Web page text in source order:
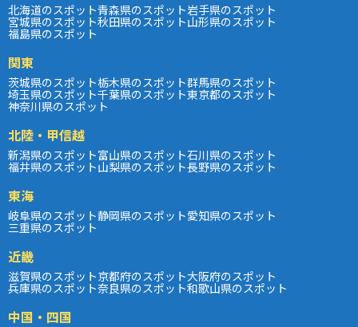
北海道のスポット青森県のスポット岩手県のスポット
宮城県のスポット秋田県のスポット山形県のスポット
福島県のスポット
関東
茨城県のスポット栃木県のスポット群馬県のスポット
埼玉県のスポット千葉県のスポット東京都のスポット
神奈川県のスポット
北陸・甲信越
新潟県のスポット富山県のスポット石川県のスポット
福井県のスポット山梨県のスポット長野県のスポット
東海
岐阜県のスポット静岡県のスポット愛知県のスポット
三重県のスポット
近畿
滋賀県のスポット京都府のスポット大阪府のスポット
兵庫県のスポット奈良県のスポット和歌山県のスポット
中国・四国